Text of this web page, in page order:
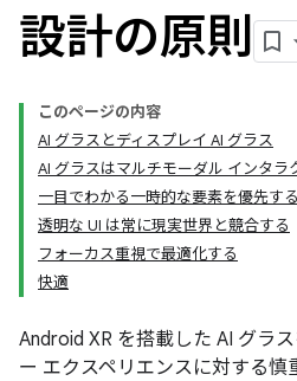
設計の原則
このページの内容
AI グラスとディスプレイ AI グラス
AI グラスはマルチモーダル インタラ
一目でわかる一時的な要素を優先する
透明な UI は常に現実世界と競合する
フォーカス重視で最適化する
快適
Android XR を搭載した AI グラ
ー エクスペリエンスに対する慎